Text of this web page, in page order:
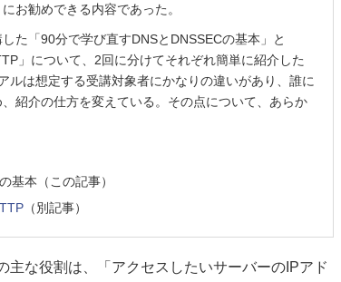
お勧めできる内容であった。
た「90分で学び直すDNSとDNSSECの基本」と
」について、2回に分けてそれぞれ簡単に紹介した
ルは想定する受講対象者にかなりの違いがあり、誰に
紹介の仕方を変えている。その点について、あらか
基本（この記事）
（別記事）
な役割は、「アクセスしたいサーバーのIPアド